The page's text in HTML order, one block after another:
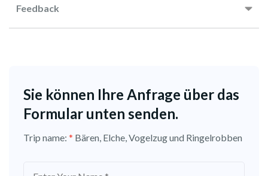
Feedback
Sie können Ihre Anfrage über das
Formular unten senden.
Trip name: * Bären, Elche, Vogelzug und Ringelrobben